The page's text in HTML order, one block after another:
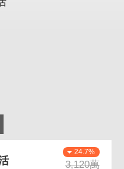
24.7%
3,120萬